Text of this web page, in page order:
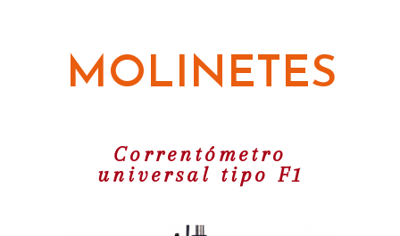
MOLINETES
Correntómetro
universal tipo F1